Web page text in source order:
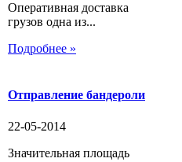
Оперативная доставка
грузов одна из...
Подробнее »
Отправление бандероли
22-05-2014
Значительная площадь